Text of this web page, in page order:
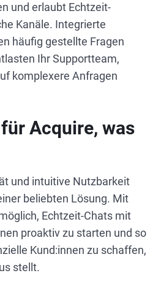
und erlaubt Echtzeit-
Kanäle. Integrierte
häufig gestellte Fragen
Ihr Supportteam,
komplexere Anfragen
Acquire, was
und intuitive Nutzbarkeit
beliebten Lösung. Mit
Echtzeit-Chats mit
proaktiv zu starten und so
Kund:innen zu schaffen,
stellt.